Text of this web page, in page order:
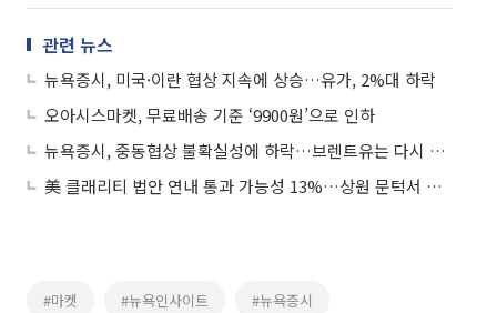
관련 뉴스
뉴욕증시, 미국·이란 협상 지속에 상승…유가, 2%대 하락
오아시스마켓, 무료배송 기준 ‘9900원’으로 인하
뉴욕증시, 중동협상 불확실성에 하락…브렌트유는 다시 100달러대
美 클래리티 법안 연내 통과 가능성 13%…상원 문턱서 제동
#마켓 #뉴욕인사이트 #뉴욕증시